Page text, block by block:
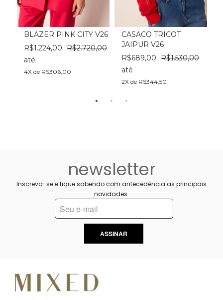
BLAZER PINK CITY V26
R$1.224,00 R$2.720,00
até
4X de R$306,00
CASACO TRICOT
JAIPUR V26
R$689,00 R$1.530,00
até
2X de R$344,50
newsletter
Inscreva-se e fique sabendo com antecedência as principais
novidades.
ASSINAR